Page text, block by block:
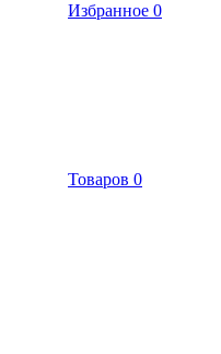
Избранное 0
Товаров 0